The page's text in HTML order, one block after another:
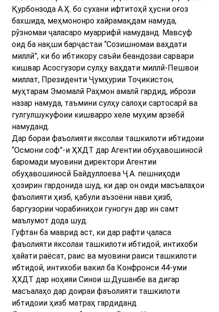
Қурбонзода А.Ҳ. бо сухани ифтитоҳӣ ҳусни оғоз
бахшида, меҳмононро хайрамақдам намуда,
рӯзномаи ҷаласаро муаррифӣ намуданд. Мавсуф
оид ба нақши барҷастаи “Созишномаи ваҳдати
миллӣ”, ки бо ибтикору саъйи беандозаи сарвари
кишвар Асосгузори сулҳу ваҳдати миллӣ-Пешвои
миллат, Президенти Ҷумҳурии Тоҷикистон,
муҳтарам Эмомалӣ Раҳмон амалӣ гардид, ибрози
назар намуда, таъмини сулҳу салоҳи сартосарӣ ва
гулгулшукуфоии кишварро хеле муҳим арзёбӣ
намуданд.
Дар бораи фаъолияти яксолаи ташкилоти ибтидоии
“Осмони соф”-и ҲХДТ дар Агентии обуҳавошиносӣ
баромади муовини директори Агентии
обуҳавошиносӣ Байдуллоева Ҷ.А. пешниҳоди
ҳозирин гардонида шуд, ки дар он оиди масъалаҳои
фаъолияти ҳизб, қабули аъзоёни нави ҳизб,
баргузории чорабиниҳои гуногун дар ин самт
маълумот дода шуд.
Гуфтан ба маврид аст, ки дар рафти ҷаласа
фаъолияти яксолаи ташкилоти ибтидоӣ, интихоби
ҳайати раёсат, раис ва муовини раиси ташкилоти
ибтидоӣ, интихоби вакил ба Конфронси 44-уми
ҲХДТ дар ноҳияи Синои ш.Душанбе ва дигар
масъалаҳо дар доираи фаъолияти ташкилоти
ибтидоии ҳизб матраҳ гардиданд.